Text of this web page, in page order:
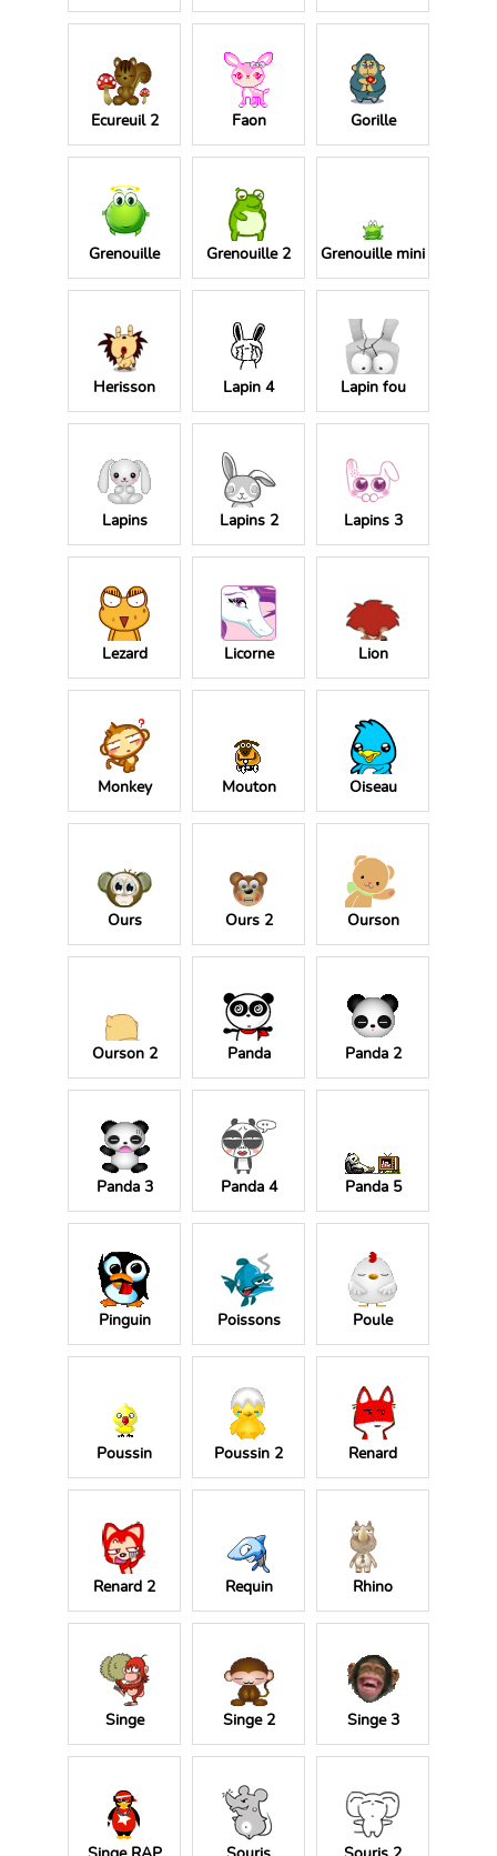
Ecureuil 2 Faon Gorille
Grenouille Grenouille 2 Grenouille mini
Herisson Lapin 4 Lapin fou
Lapins Lapins 2 Lapins 3
Lezard Licorne Lion
Monkey Mouton Oiseau
Ours Ours 2 Ourson
Ourson 2 Panda Panda 2
Panda 3 Panda 4 Panda 5
Pinguin Poissons Poule
Poussin Poussin 2 Renard
Renard 2 Requin Rhino
Singe Singe 2 Singe 3